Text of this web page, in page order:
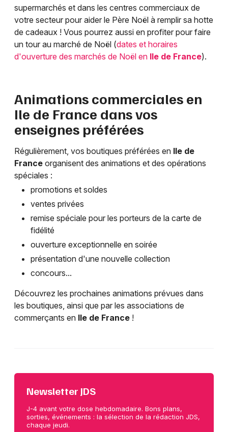
supermarchés et dans les centres commerciaux de
votre secteur pour aider le Père Noël à remplir sa hotte
de cadeaux ! Vous pourrez aussi en profiter pour faire
un tour au marché de Noël (dates et horaires
d'ouverture des marchés de Noël en Ile de France).
Animations commerciales en
Ile de France dans vos
enseignes préférées
Régulièrement, vos boutiques préférées en Ile de
France organisent des animations et des opérations
spéciales :
promotions et soldes
ventes privées
remise spéciale pour les porteurs de la carte de
fidélité
ouverture exceptionnelle en soirée
présentation d'une nouvelle collection
concours...
Découvrez les prochaines animations prévues dans
les boutiques, ainsi que par les associations de
commerçants en Ile de France !
Newsletter JDS
J-4 avant votre dose hebdomadaire. Bons plans,
sorties, événements : la sélection de la rédaction JDS,
chaque jeudi.